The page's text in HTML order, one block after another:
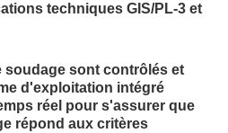
techniques GIS/PL-3 et
soudage sont contrôlés et
d'exploitation intégré
réel pour s'assurer que
répond aux critères